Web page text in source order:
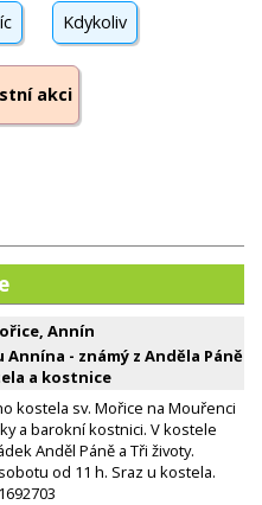
Kdykoliv
akci
Annín
- známý z Anděla Páně
a kostnice
kostela sv. Mořice na Mouřenci
a barokní kostnici. V kostele
Anděl Páně a Tři životy.
od 11 h. Sraz u kostela.